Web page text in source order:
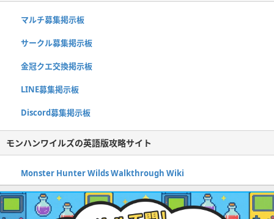
マルチ募集掲示板
サークル募集掲示板
金冠クエ交換掲示板
LINE募集掲示板
Discord募集掲示板
モンハンワイルズの英語版攻略サイト
Monster Hunter Wilds Walkthrough Wiki